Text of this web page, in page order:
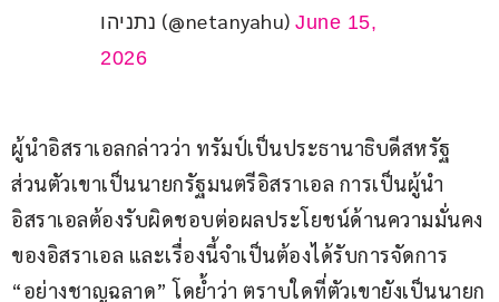
נתניהו (@netanyahu) June 15,
2026
ผู้นำอิสราเอลกล่าวว่า ทรัมป์เป็นประธานาธิบดีสหรัฐ
ส่วนตัวเขาเป็นนายกรัฐมนตรีอิสราเอล การเป็นผู้นำ
อิสราเอลต้องรับผิดชอบต่อผลประโยชน์ด้านความมั่นคง
ของอิสราเอล และเรื่องนี้จำเป็นต้องได้รับการจัดการ
“อย่างชาญฉลาด” โดย้ำว่า ตราบใดที่ตัวเขายังเป็นนายก